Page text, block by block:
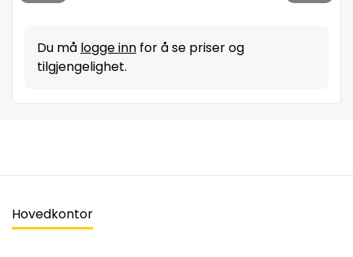
Du må logge inn for å se priser og
tilgjengelighet.
Hovedkontor